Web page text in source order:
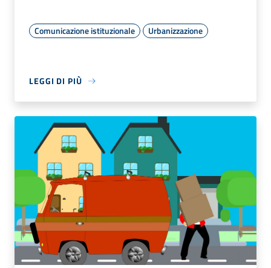
Comunicazione istituzionale Urbanizzazione
LEGGI DI PIÙ